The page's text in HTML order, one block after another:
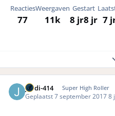
Reacties
77
Weergaven
11k
Gestart
8 jr8 jr 7
jordi-414 Super High Roller
Geplaatst7 september 20178